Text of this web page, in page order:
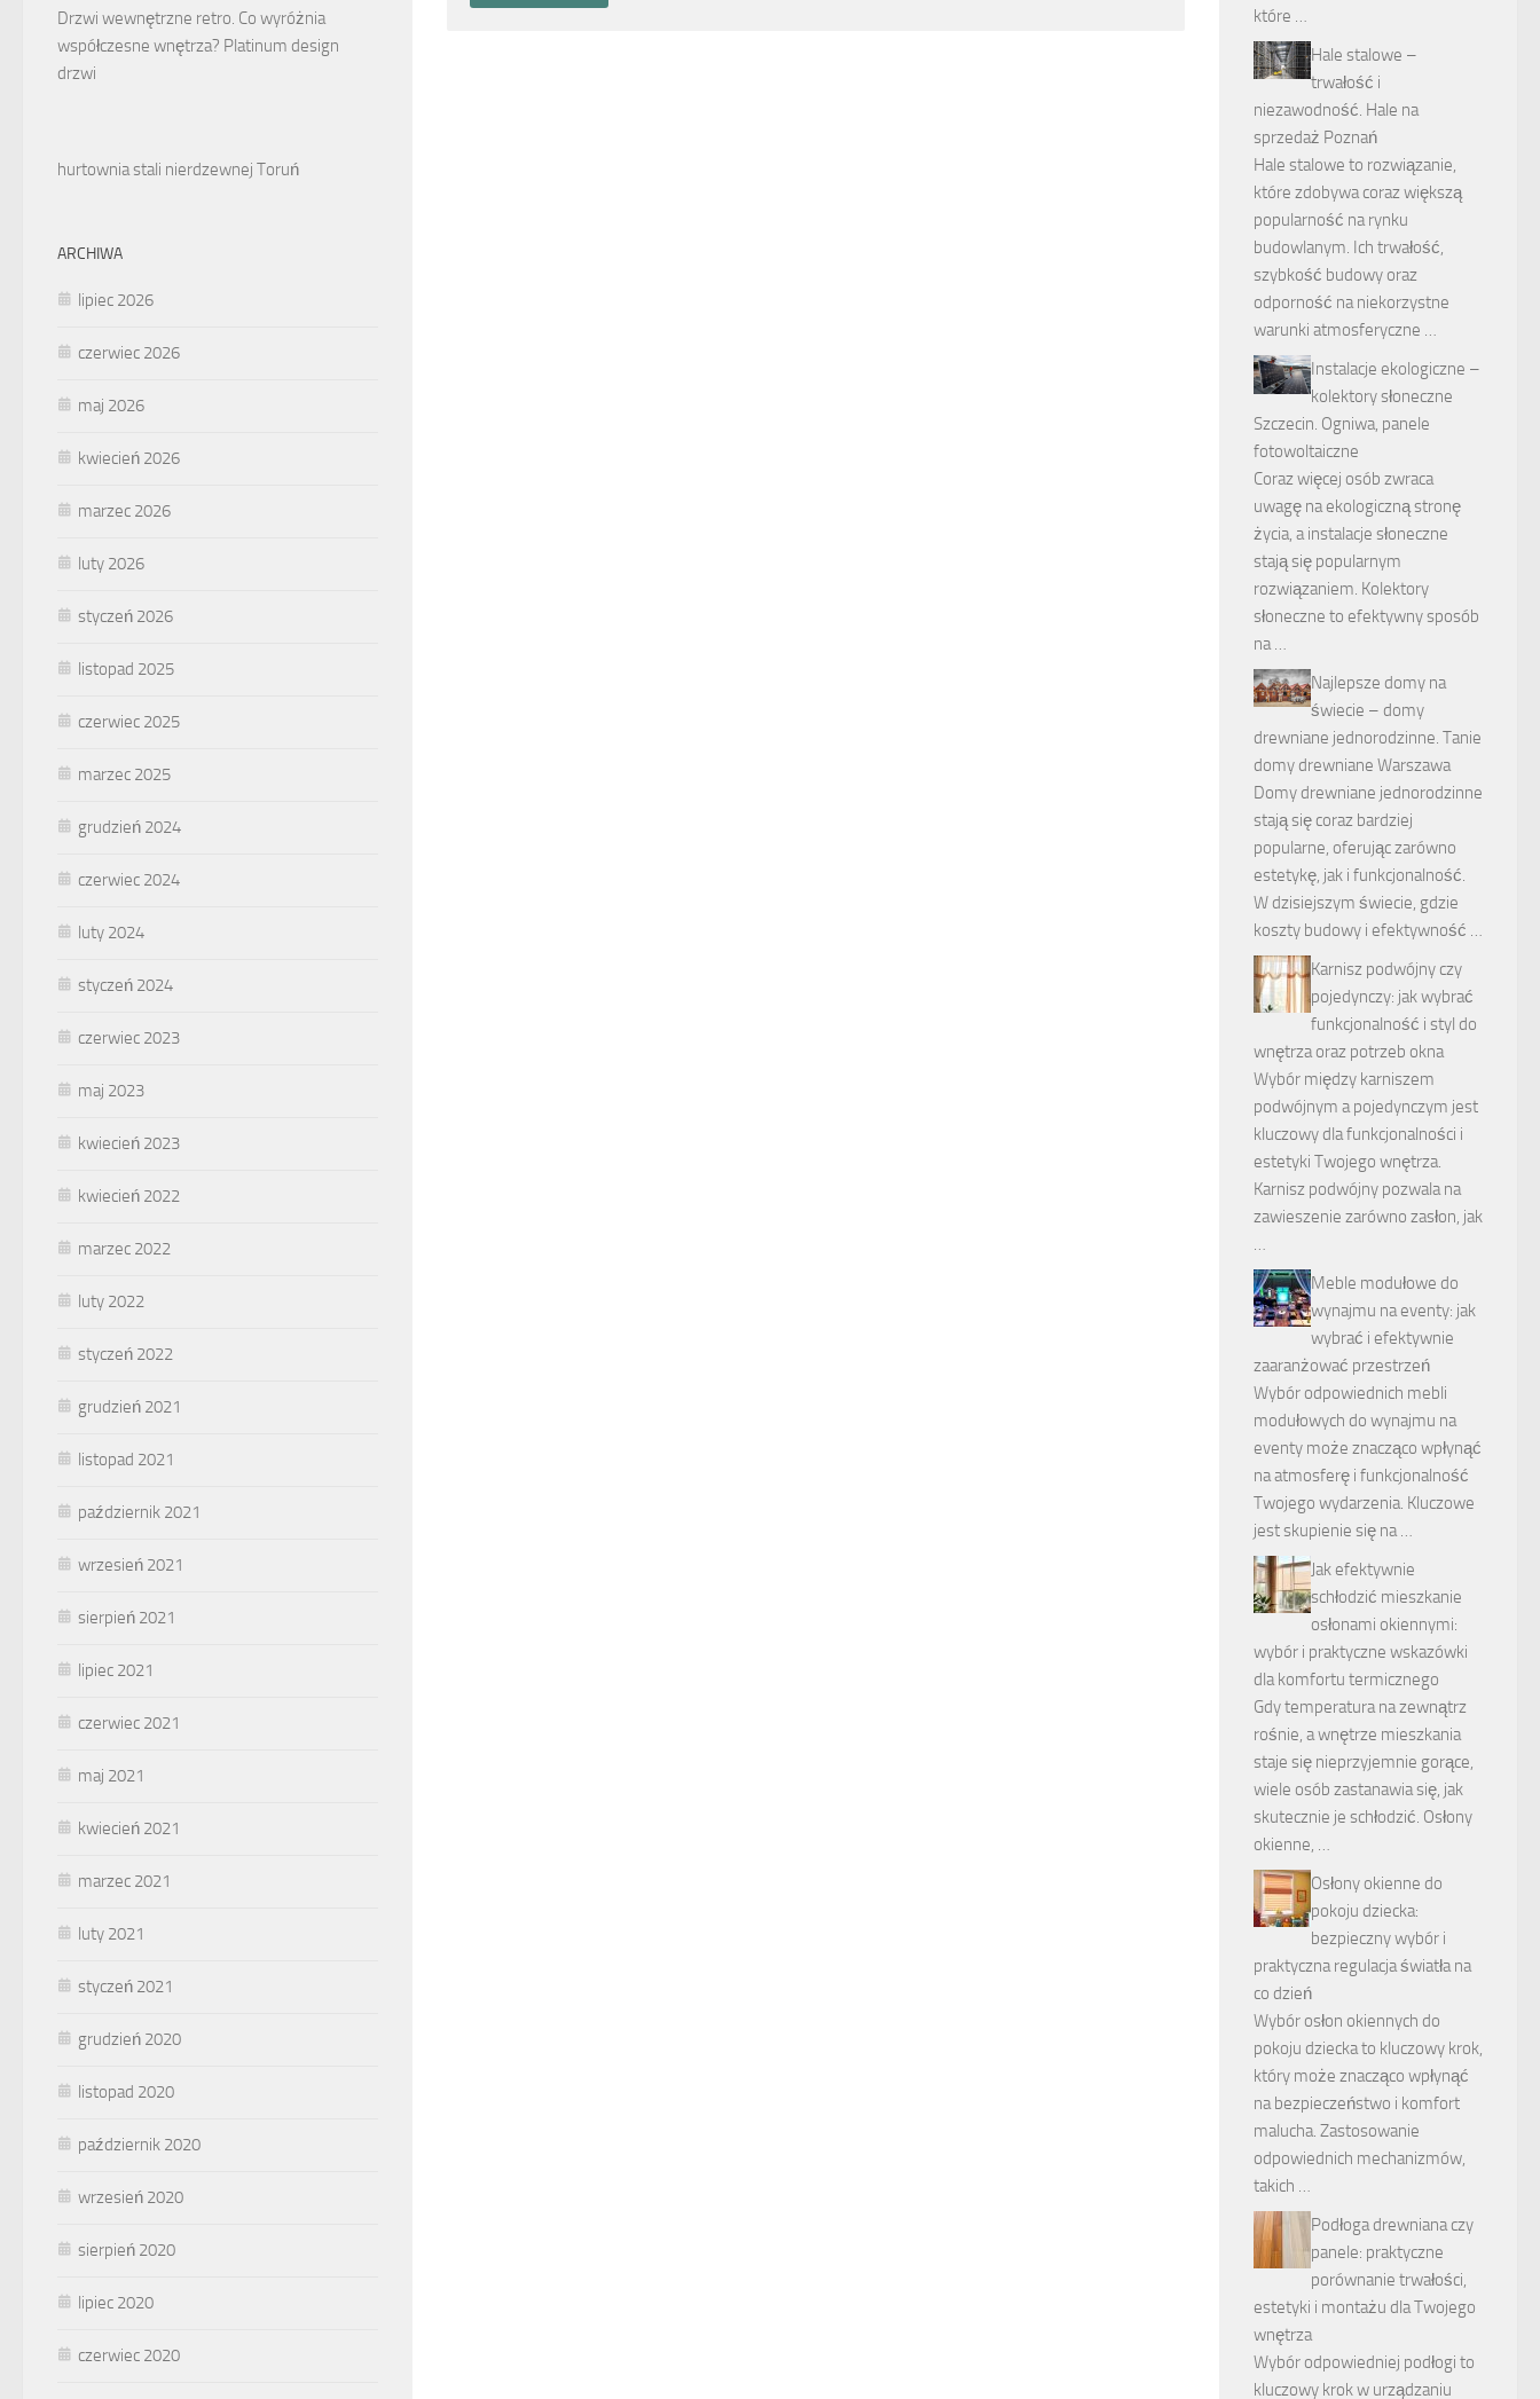
Drzwi wewnętrzne retro. Co wyróżnia
współczesne wnętrza? Platinum design
drzwi
hurtownia stali nierdzewnej Toruń
ARCHIWA
lipiec 2026
czerwiec 2026
maj 2026
kwiecień 2026
marzec 2026
luty 2026
styczeń 2026
listopad 2025
czerwiec 2025
marzec 2025
grudzień 2024
czerwiec 2024
luty 2024
styczeń 2024
czerwiec 2023
maj 2023
kwiecień 2023
kwiecień 2022
marzec 2022
luty 2022
styczeń 2022
grudzień 2021
listopad 2021
październik 2021
wrzesień 2021
sierpień 2021
lipiec 2021
czerwiec 2021
maj 2021
kwiecień 2021
marzec 2021
luty 2021
styczeń 2021
grudzień 2020
listopad 2020
październik 2020
wrzesień 2020
sierpień 2020
lipiec 2020
czerwiec 2020
które …
Hale stalowe –
trwałość i
niezawodność. Hale na
sprzedaż Poznań
Hale stalowe to rozwiązanie,
które zdobywa coraz większą
popularność na rynku
budowlanym. Ich trwałość,
szybkość budowy oraz
odporność na niekorzystne
warunki atmosferyczne …
Instalacje ekologiczne –
kolektory słoneczne
Szczecin. Ogniwa, panele
fotowoltaiczne
Coraz więcej osób zwraca
uwagę na ekologiczną stronę
życia, a instalacje słoneczne
stają się popularnym
rozwiązaniem. Kolektory
słoneczne to efektywny sposób
na …
Najlepsze domy na
świecie – domy
drewniane jednorodzinne. Tanie
domy drewniane Warszawa
Domy drewniane jednorodzinne
stają się coraz bardziej
popularne, oferując zarówno
estetykę, jak i funkcjonalność.
W dzisiejszym świecie, gdzie
koszty budowy i efektywność …
Karnisz podwójny czy
pojedynczy: jak wybrać
funkcjonalność i styl do
wnętrza oraz potrzeb okna
Wybór między karniszem
podwójnym a pojedynczym jest
kluczowy dla funkcjonalności i
estetyki Twojego wnętrza.
Karnisz podwójny pozwala na
zawieszenie zarówno zasłon, jak
…
Meble modułowe do
wynajmu na eventy: jak
wybrać i efektywnie
zaaranżować przestrzeń
Wybór odpowiednich mebli
modułowych do wynajmu na
eventy może znacząco wpłynąć
na atmosferę i funkcjonalność
Twojego wydarzenia. Kluczowe
jest skupienie się na …
Jak efektywnie
schłodzić mieszkanie
osłonami okiennymi:
wybór i praktyczne wskazówki
dla komfortu termicznego
Gdy temperatura na zewnątrz
rośnie, a wnętrze mieszkania
staje się nieprzyjemnie gorące,
wiele osób zastanawia się, jak
skutecznie je schłodzić. Osłony
okienne, …
Osłony okienne do
pokoju dziecka:
bezpieczny wybór i
praktyczna regulacja światła na
co dzień
Wybór osłon okiennych do
pokoju dziecka to kluczowy krok,
który może znacząco wpłynąć
na bezpieczeństwo i komfort
malucha. Zastosowanie
odpowiednich mechanizmów,
takich …
Podłoga drewniana czy
panele: praktyczne
porównanie trwałości,
estetyki i montażu dla Twojego
wnętrza
Wybór odpowiedniej podłogi to
kluczowy krok w urządzaniu